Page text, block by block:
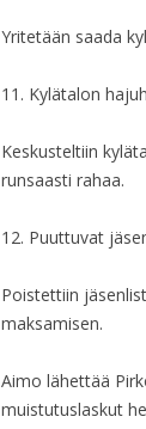
Yritetään saada
11. Kylätalon
Keskusteltiin
runsaasti rahaa.
12. Puuttuvat
Poistettiin
maksamisen.
Aimo lähettää
muistutuslaskut